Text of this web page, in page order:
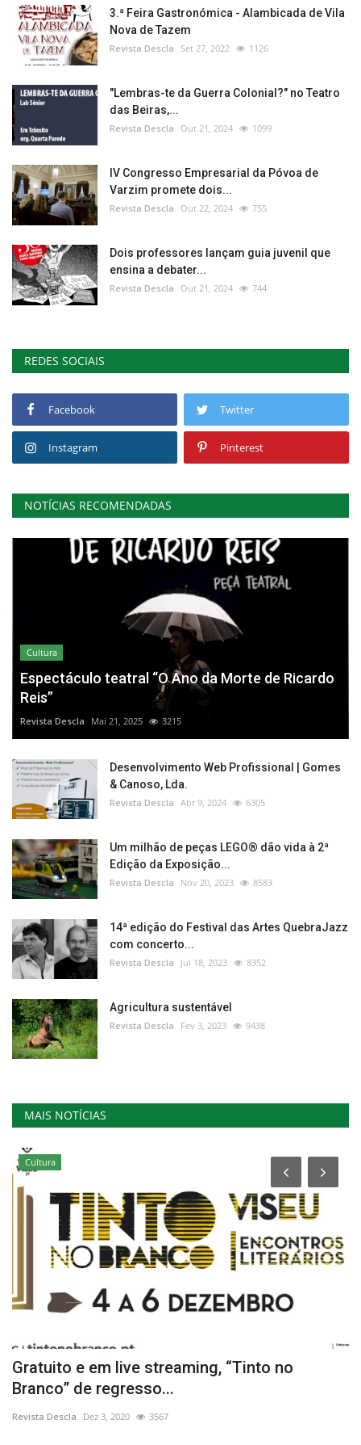
3.ª Feira Gastronómica - Alambicada de Vila
Nova de Tazem
Revista Descla Set 27, 2022 1126
"Lembras-te da Guerra Colonial?" no Teatro
das Beiras,...
Revista Descla Out 21, 2024 1099
IV Congresso Empresarial da Póvoa de
Varzim promete dois...
Revista Descla Out 22, 2024 755
Dois professores lançam guia juvenil que
ensina a debater...
Revista Descla Out 21, 2024 744
REDES SOCIAIS
Facebook Twitter
Instagram Pinterest
NOTÍCIAS RECOMENDADAS
Cultura
Espectáculo teatral “O Ano da Morte de Ricardo
Reis”
Revista Descla Mai 21, 2025 3215
Desenvolvimento Web Profissional | Gomes
& Canoso, Lda.
Revista Descla Abr 9, 2024 6305
Um milhão de peças LEGO® dão vida à 2ª
Edição da Exposição...
Revista Descla Nov 20, 2023 8583
14ª edição do Festival das Artes QuebraJazz
com concerto...
Revista Descla Jul 18, 2023 8352
Agricultura sustentável
Revista Descla Fev 3, 2023 9438
MAIS NOTÍCIAS
Cultura
Gratuito e em live streaming, “Tinto no
Branco” de regresso...
Revista Descla Dez 3, 2020 3567